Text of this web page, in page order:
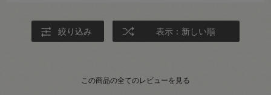
絞り込み 表示：新しい順
この商品の全てのレビューを見る